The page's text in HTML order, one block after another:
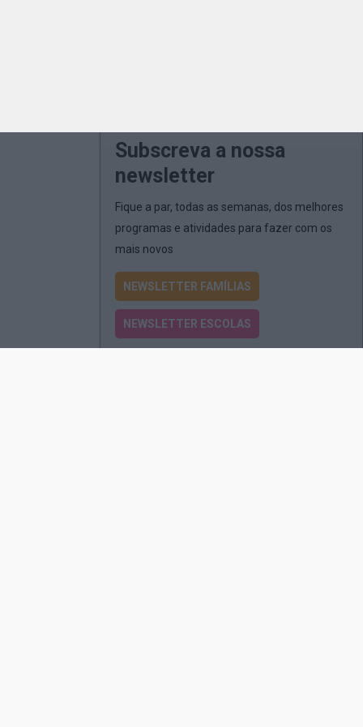
Subscreva a nossa
newsletter
Fique a par, todas as semanas, dos melhores
programas e atividades para fazer com os
mais novos
NEWSLETTER FAMÍLIAS
NEWSLETTER ESCOLAS